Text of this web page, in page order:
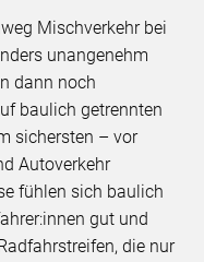
Mischverkehr bei
unangenehm
dann noch
baulich getrennten
sichersten – vor
Autoverkehr
fühlen sich baulich
gut und
die nur